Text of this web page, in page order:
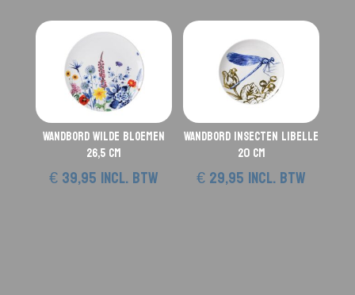
Wandbord Wilde Bloemen
26,5 cm
€39,95incl. btw
Wandbord Insecten Libelle
20 cm
€29,95incl. btw